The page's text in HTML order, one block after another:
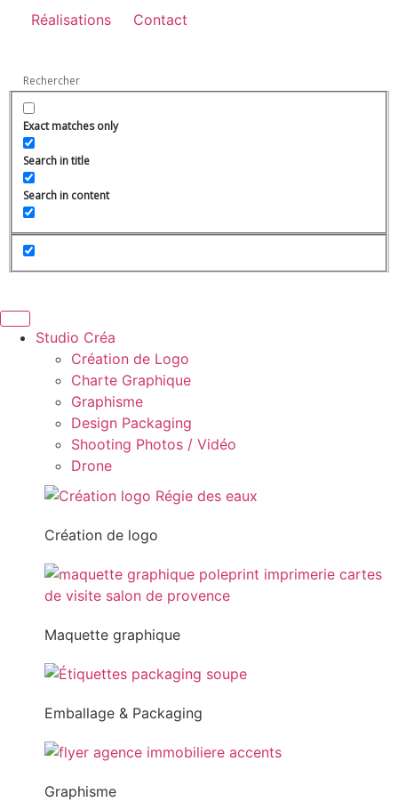
Réalisations Contact
Exact matches only
Search in title
Search in content
Studio Créa
Création de Logo
Charte Graphique
Graphisme
Design Packaging
Shooting Photos / Vidéo
Drone
Création de logo
Maquette graphique
Emballage & Packaging
Graphisme